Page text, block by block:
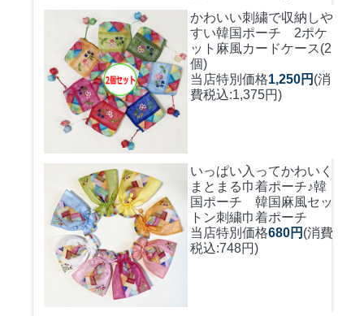
かわいい刺繍で収納しや
すい韓国ポーチ 2ポケ
ット麻風カードケース(2
個)
当店特別価格1,250円 (消
費税込:1,375円)
いっぱい入ってかわいく
まとまる巾着ポーチ♪韓
国ポーチ 韓国麻風セッ
トン刺繍巾着ポーチ
当店特別価格680円 (消費
税込:748円)